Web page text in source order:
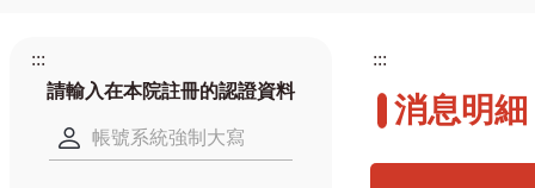
:::
請輸入在本院註冊的認證資料
:::
消息明細